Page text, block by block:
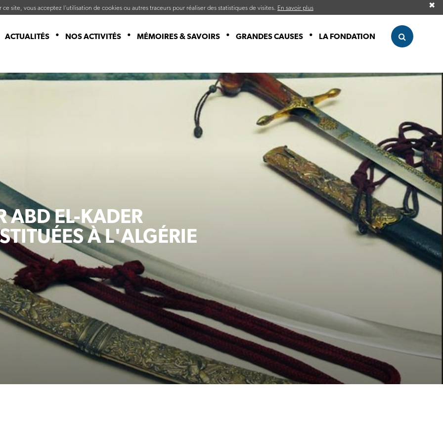
site, vous acceptez l’utilisation de cookies ou autres traceurs pour réaliser des statistiques de visites. En savoir plus ✖
ACTUALITÉS NOS ACTIVITÉS MÉMOIRES & SAVOIRS GRANDES CAUSES LA FONDATION
ABD EL-KADER
À L'ALGÉRIE